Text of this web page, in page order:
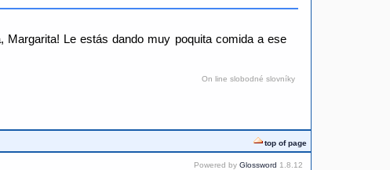
Margarita! Le estás dando muy poquita comida a ese
On line slobodné slovníky
top of page
Powered by Glossword 1.8.12